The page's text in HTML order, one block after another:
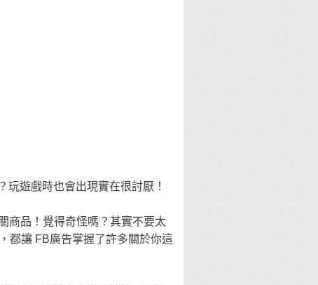
遊戲時也會出現實在很討厭！
商品！覺得奇怪嗎？其實不要太
都讓 FB廣告掌握了許多關於你這